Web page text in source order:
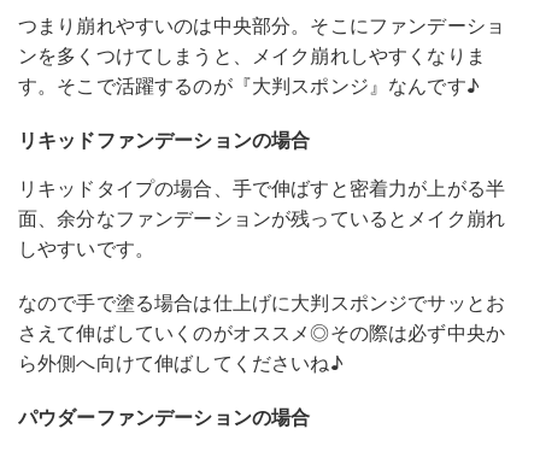
つまり崩れやすいのは中央部分。そこにファンデーショ
ンを多くつけてしまうと、メイク崩れしやすくなりま
す。そこで活躍するのが『大判スポンジ』なんです♪
リキッドファンデーションの場合
リキッドタイプの場合、手で伸ばすと密着力が上がる半
面、余分なファンデーションが残っているとメイク崩れ
しやすいです。
なので手で塗る場合は仕上げに大判スポンジでサッとお
さえて伸ばしていくのがオススメ◎その際は必ず中央か
ら外側へ向けて伸ばしてくださいね♪
パウダーファンデーションの場合